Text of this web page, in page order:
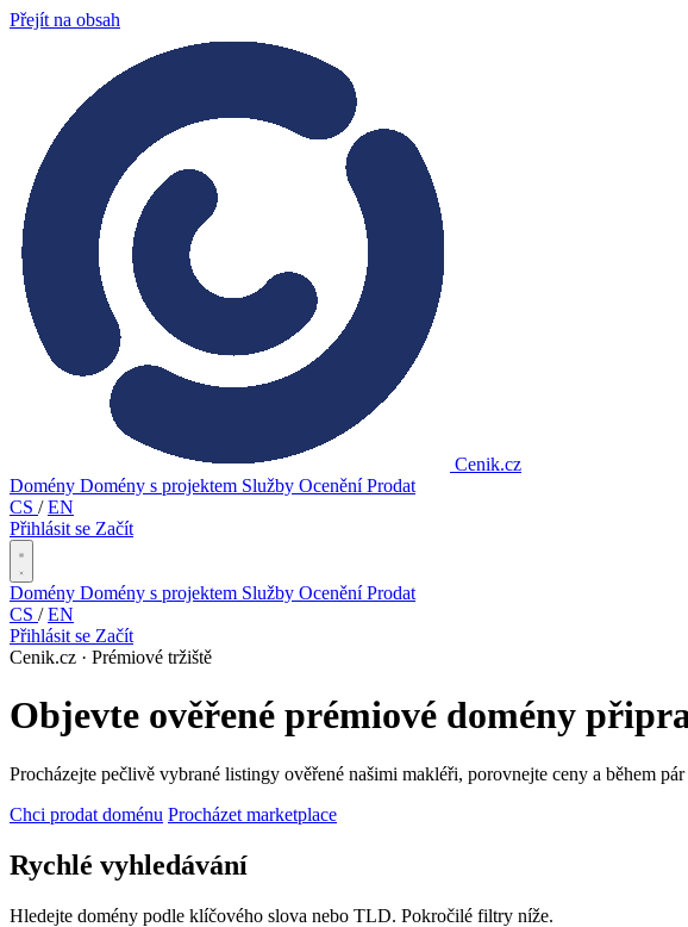
Přejít na obsah
Cenik.cz
Domény Domény s projektem Služby OceněníProdat
CS / EN
Přihlásit se Začít
Domény Domény s projektem Služby OceněníProdat
CS / EN
Přihlásit se Začít
Cenik.cz · Prémiové tržiště
Objevte ověřené prémiové domény
Procházejte pečlivě vybrané listingy ověřené našimi makléři, porovnejte ceny a během
Chci prodat doménu Procházet marketplace
Rychlé vyhledávání
Hledejte domény podle klíčového slova nebo TLD. Pokročilé filtry níže.